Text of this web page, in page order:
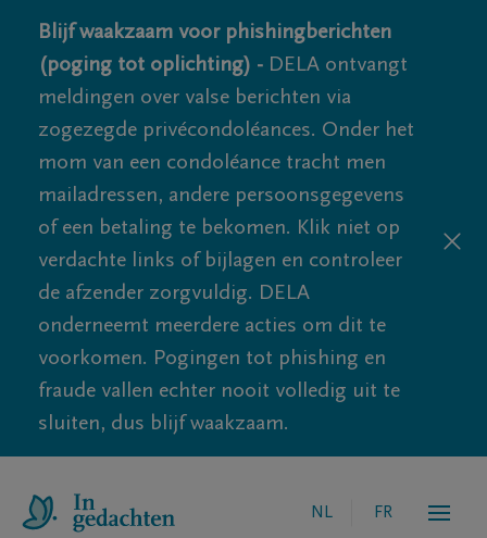
Blijf waakzaam voor phishingberichten
(poging tot oplichting) - DELA ontvangt
meldingen over valse berichten via
zogezegde privécondoléances. Onder het
mom van een condoléance tracht men
mailadressen, andere persoonsgegevens
of een betaling te bekomen. Klik niet op
verdachte links of bijlagen en controleer
de afzender zorgvuldig. DELA
onderneemt meerdere acties om dit te
voorkomen. Pogingen tot phishing en
fraude vallen echter nooit volledig uit te
sluiten, dus blijf waakzaam.
NL FR